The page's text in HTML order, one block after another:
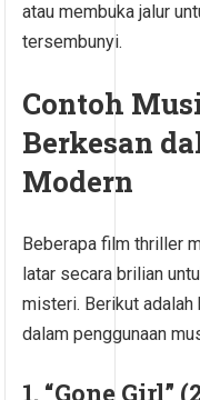
atau membuka jalur
tersembunyi.
Contoh
Berkesan
Modern
Beberapa film thriller
latar secara brilian
misteri. Berikut adalah
dalam penggunaan
1. “Gone Girl”